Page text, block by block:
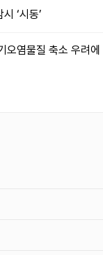
‘시동’
오염물질 축소 우려